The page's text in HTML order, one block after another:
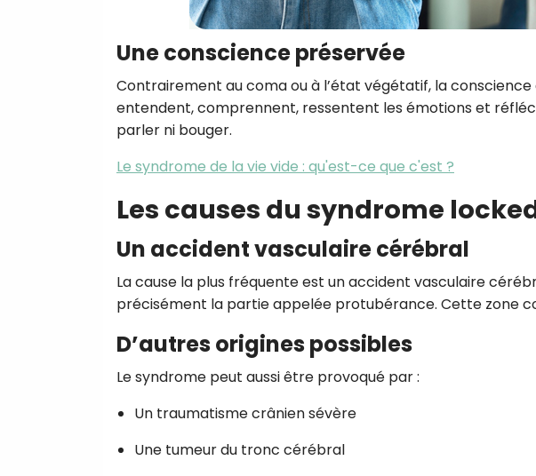
Une conscience préservée
Contrairement au coma ou à l’état végétatif, la
entendent, comprennent, ressentent les émotions et
parler ni bouger.
Le syndrome de la vie vide : qu'est-ce que c'est ?
Les causes du syndrome
Un accident vasculaire cérébral
La cause la plus fréquente est un accident vasculaire
précisément la partie appelée protubérance. Cette zone
D’autres origines possibles
Le syndrome peut aussi être provoqué par :
Un traumatisme crânien sévère
Une tumeur du tronc cérébral